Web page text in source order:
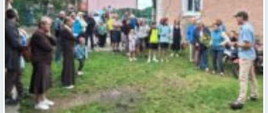
Valmieras dzimšanas diena sākas ar Krāču kakta svētkiem